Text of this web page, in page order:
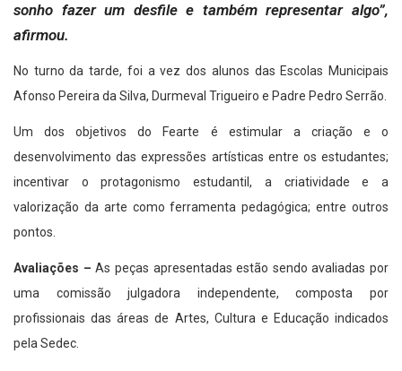
sonho fazer um desfile e também representar algo”,
afirmou.
No turno da tarde, foi a vez dos alunos das Escolas Municipais
Afonso Pereira da Silva, Durmeval Trigueiro e Padre Pedro Serrão.
Um dos objetivos do Fearte é estimular a criação e o
desenvolvimento das expressões artísticas entre os estudantes;
incentivar o protagonismo estudantil, a criatividade e a
valorização da arte como ferramenta pedagógica; entre outros
pontos.
Avaliações –As peças apresentadas estão sendo avaliadas por
uma comissão julgadora independente, composta por
profissionais das áreas de Artes, Cultura e Educação indicados
pela Sedec.